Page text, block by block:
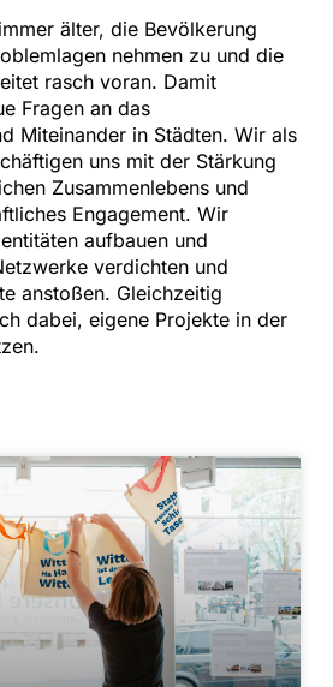
älter, die Bevölkerung
nehmen zu und die
rasch voran. Damit
Fragen an das
Miteinander in Städten. Wir als
uns mit der Stärkung
Zusammenlebens und
Engagement. Wir
aufbauen und
verdichten und
anstoßen. Gleichzeitig
dabei, eigene Projekte in der